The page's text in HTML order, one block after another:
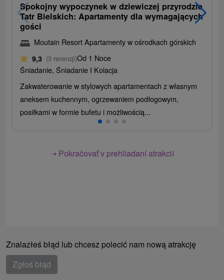
Spokojny wypoczynek w dziewiczej przyrodzie
Tatr Bielskich: Apartamenty dla wymagających
gości
Moutain Resort Apartamenty w ośrodkach górskich
9,3 (3 recenzji)Od 1 Noce
Śniadanie, Śniadanie I Kolacja
Zakwaterowanie w stylowych apartamentach z własnym
aneksem kuchennym, ogrzewaniem podłogowym,
posiłkami w formie bufetu i możliwością...
➝ Pokračovať v prehliadaní atrakcií
Znalazłeś błąd lub chcesz polecić nam nową atrakcję
Zgłoś błąd